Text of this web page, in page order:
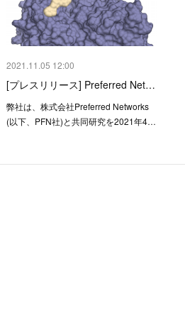
2021.11.05 12:00
[プレスリリース] Preferred Net…
弊社は、株式会社Preferred Networks
(以下、PFN社)と共同研究を2021年4…